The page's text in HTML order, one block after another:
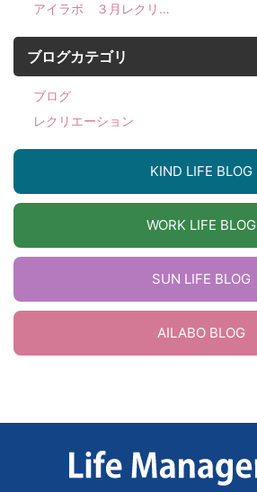
アイラボ ３月レクリ…
ブログカテゴリ
ブログ
レクリエーション
KIND LIFE BLOG
WORK LIFE BLOG
SUN LIFE BLOG
AILABO BLOG